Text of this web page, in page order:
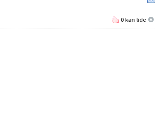
0 kan lide